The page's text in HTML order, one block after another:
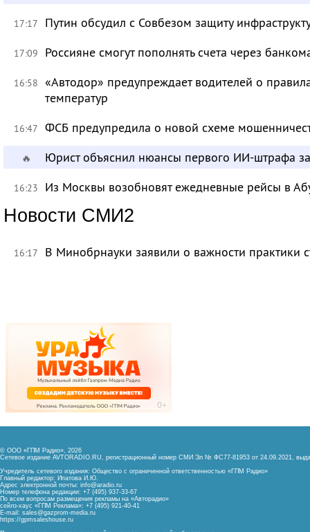
17:17 Путин обсудил с Совбезом защиту
17:09 Россияне смогут пополнять счета через
16:58 «Автодор» предупреждает водителей о
температур
16:47 ФСБ предупредила о новой схеме
🔥 Юрист объяснил нюансы первого ИИ-штрафа
16:23 Из Москвы возобновят ежедневные рейсы в
Новости СМИ2
16:17 В Минобрнауки заявили о важности практики
© ООО «ГПМ Радио», 2026
Сетевое издание AVTORADIO.RU, регистрационный номер СМИ Эл № ФС77-81953 от 24.09.2021,
Учредитель сетевого издания: Общество с ограниченной ответственностью «ГПМ Радио»
Главный редактор: Ипатова И.Ю.
Адрес электронной почты: info@aradio.ru
Номер телефона редакции: +7 (495) 937-33-67
По всем вопросам размещения рекламы на «Авторадио»
сейлз-хаус «ГПМ Реклама»: +7 (495) 921-40-41
E-mail: sales@gazprom-media.ru
https://gpmsaleshouse.ru